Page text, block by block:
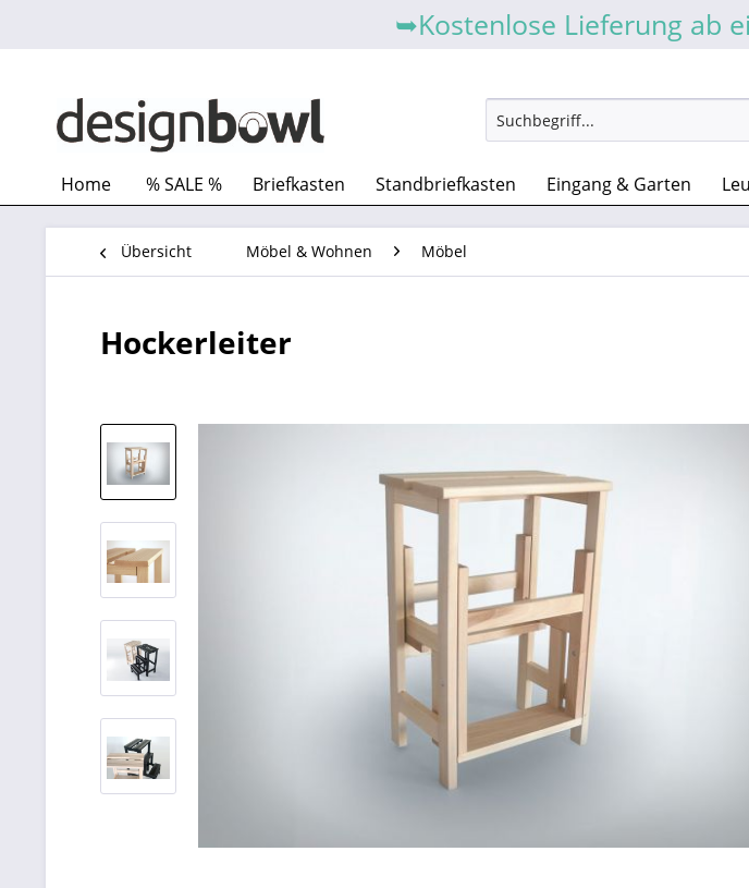
➥Kostenlose Lieferung ab
Home % SALE % Briefkasten Standbriefkasten Eingang & Garten
Übersicht Möbel & Wohnen Möbel
Hockerleiter